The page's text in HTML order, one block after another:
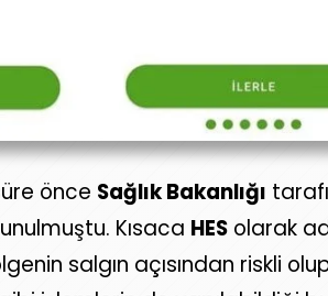
önce Sağlık Bakanlığı
Kısaca HES olarak
salgın açısından riskli